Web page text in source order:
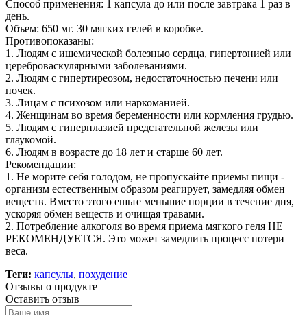
Способ применения: 1 капсула до или после завтрака 1 раз в
день.
Объем: 650 мг. 30 мягких гелей в коробке.
Противопоказаны:
1. Людям с ишемической болезнью сердца, гипертонией или
цереброваскулярными заболеваниями.
2. Людям с гипертиреозом, недостаточностью печени или
почек.
3. Лицам с психозом или наркоманией.
4. Женщинам во время беременности или кормления грудью.
5. Людям с гиперплазией предстательной железы или
глаукомой.
6. Людям в возрасте до 18 лет и старше 60 лет.
Рекомендации:
1. Не морите себя голодом, не пропускайте приемы пищи -
организм естественным образом реагирует, замедляя обмен
веществ. Вместо этого ешьте меньшие порции в течение дня,
ускоряя обмен веществ и очищая травами.
2. Потребление алкоголя во время приема мягкого геля НЕ
РЕКОМЕНДУЕТСЯ. Это может замедлить процесс потери
веса.
Теги: капсулы, похудение
Отзывы о продукте
Оставить отзыв